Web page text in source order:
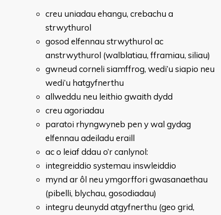
creu uniadau ehangu, crebachu a
strwythurol
gosod elfennau strwythurol ac
anstrwythurol (walblatiau, fframiau, siliau)
gwneud corneli siamffrog, wedi’u siapio neu
wedi’u hatgyfnerthu
allweddu neu leithio gwaith dydd
creu agoriadau
paratoi rhyngwyneb pen y wal gydag
elfennau adeiladu eraill
ac o leiaf ddau o’r canlynol:
integreiddio systemau inswleiddio
mynd ar ôl neu ymgorffori gwasanaethau
(pibelli, blychau, gosodiadau)
integru deunydd atgyfnerthu (geo grid,